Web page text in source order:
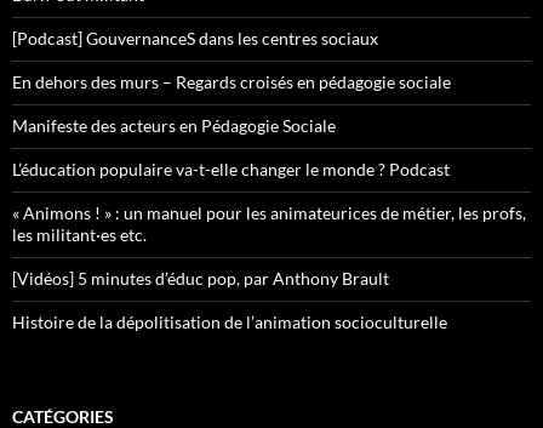
[Podcast] GouvernanceS dans les centres sociaux
En dehors des murs – Regards croisés en pédagogie sociale
Manifeste des acteurs en Pédagogie Sociale
L’éducation populaire va-t-elle changer le monde ? Podcast
« Animons ! » : un manuel pour les animateurices de métier, les profs,
les militant·es etc.
[Vidéos] 5 minutes d’éduc pop, par Anthony Brault
Histoire de la dépolitisation de l’animation socioculturelle
CATÉGORIES